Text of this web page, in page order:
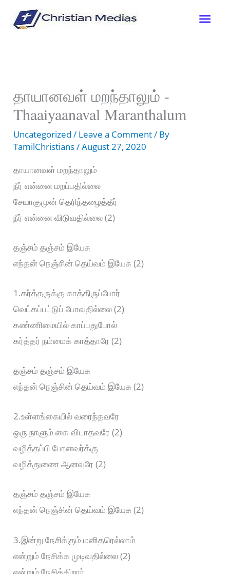
தாயானவள் மறந்தாலும் -
Thaaiyaanaval Maranthalum
Uncategorized / Leave a Comment/ By
TamilChristians/August 27, 2020
தாயானவள் மறந்தாலும்
நீர் என்னை மறப்பதில்லை
சேயாகுமுன் தெரிந்தழைத்தீர்
நீர் என்னை விடுவதில்லை (2)
தஞ்சம் தஞ்சம் இயேசு
எந்தன் நெஞ்சின் தெய்வம் இயேசு (2)
1.கர்த்தருக்கு காத்திருப்போர்
வெட்கப்பட்டுப் போவதில்லை (2)
கண்ணிமையில் காப்பதுபோல்
கர்த்தர் நம்மைக் காத்தாரே (2)
தஞ்சம் தஞ்சம் இயேசு
எந்தன் நெஞ்சின் தெய்வம் இயேசு (2)
2.உள்ளங்கையில் வரைந்தவரே
ஒரு நாளும் கை விடாதவரே (2)
வழித்தப்பி போனவர்க்கு
வழித்துணை ஆனவரே (2)
தஞ்சம் தஞ்சம் இயேசு
எந்தன் நெஞ்சின் தெய்வம் இயேசு (2)
3.இன்று நேசிக்கும் மனிதரெல்லாம்
என்றும் நேசிக்க முடிவதில்லை (2)
என்றும் நேசிக்கிறார்